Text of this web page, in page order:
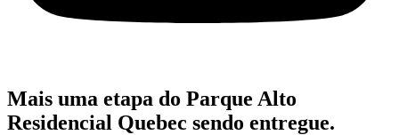
Mais uma etapa do Parque Alto
Residencial Quebec sendo entregue.